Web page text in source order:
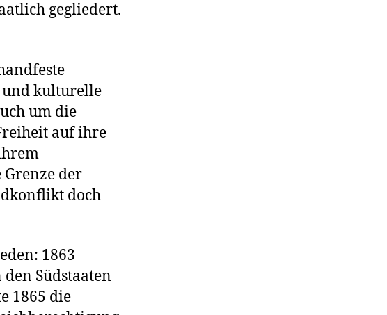
gegliedert.
und kulturelle
um die
auf ihre
der
doch
1863
Südstaaten
1865 die